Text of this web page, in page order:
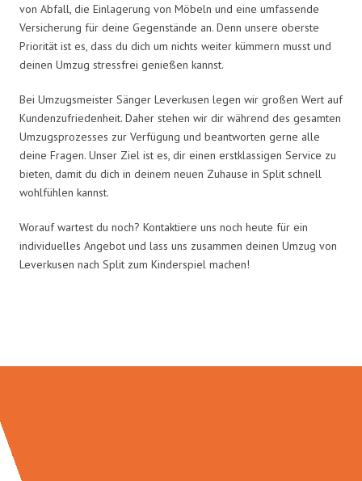
von Abfall, die Einlagerung von Möbeln und eine umfassende
Versicherung für deine Gegenstände an. Denn unsere oberste
Priorität ist es, dass du dich um nichts weiter kümmern musst und
deinen Umzug stressfrei genießen kannst.
Bei Umzugsmeister Sänger Leverkusen legen wir großen Wert auf
Kundenzufriedenheit. Daher stehen wir dir während des gesamten
Umzugsprozesses zur Verfügung und beantworten gerne alle
deine Fragen. Unser Ziel ist es, dir einen erstklassigen Service zu
bieten, damit du dich in deinem neuen Zuhause in Split schnell
wohlfühlen kannst.
Worauf wartest du noch? Kontaktiere uns noch heute für ein
individuelles Angebot und lass uns zusammen deinen Umzug von
Leverkusen nach Split zum Kinderspiel machen!